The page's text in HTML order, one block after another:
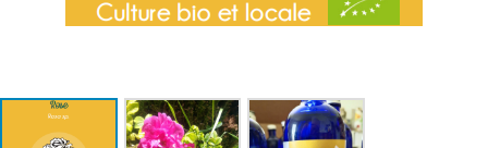
A propos
Mon Panier